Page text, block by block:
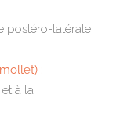
postéro-latérale
:
à la